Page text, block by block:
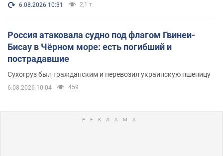
6.08.2026 10:31 2,1 т.
Россия атаковала судно под флагом Гвинеи-
Бисау в Чёрном море: есть погибший и
пострадавшие
Сухогруз был гражданским и перевозил украинскую пшеницу
6.08.2026 10:04 459